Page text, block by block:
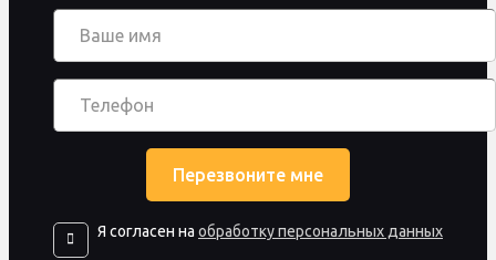
Я согласен на обработку персональных данных